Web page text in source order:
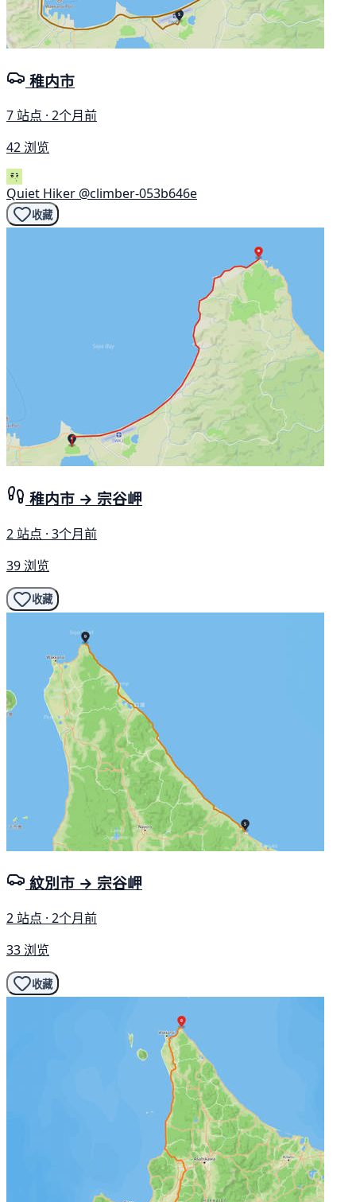
稚内市
7 站点 · 2个月前
42 浏览
Quiet Hiker @climber-053b646e
收藏
稚内市 → 宗谷岬
2 站点 · 3个月前
39 浏览
收藏
紋別市 → 宗谷岬
2 站点 · 2个月前
33 浏览
收藏